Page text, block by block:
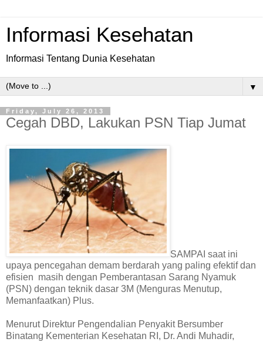
Informasi Kesehatan
Informasi Tentang Dunia Kesehatan
▼
Friday, July 26, 2013
Cegah DBD, Lakukan PSN Tiap Jumat
SAMPAI saat ini
upaya pencegahan demam berdarah yang paling efektif dan
efisien masih dengan Pemberantasan Sarang Nyamuk
(PSN) dengan teknik dasar 3M (Menguras Menutup,
Memanfaatkan) Plus.
Menurut Direktur Pengendalian Penyakit Bersumber
Binatang Kementerian Kesehatan RI, Dr. Andi Muhadir,